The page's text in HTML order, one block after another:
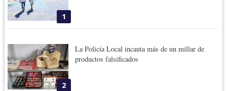
1
2
La Policía Local incauta más de un millar de
productos falsificados